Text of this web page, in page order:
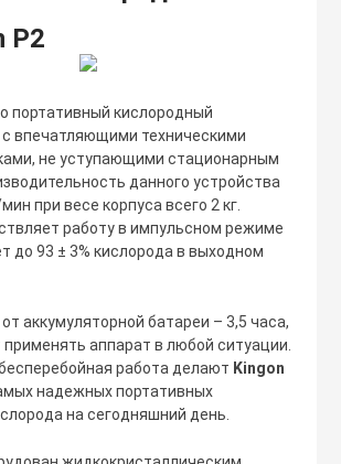
P2
портативный кислородный
впечатляющими техническими
не уступающими стационарным
данного устройства
при весе корпуса всего 2 кг.
работу в импульсном режиме
до 93 ± 3% кислорода в выходном
аккумуляторной батареи – 3,5 часа,
применять аппарат в любой ситуации.
работа делают Kingon
надежных портативных
на сегодняшний день.